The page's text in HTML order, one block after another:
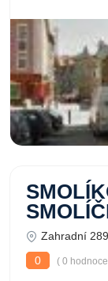
Zahradní
0
( 0